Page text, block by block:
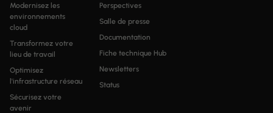
Modernisez les
environnements
cloud
Transformez votre
lieu de travail
Optimisez
l'infrastructure réseau
Sécurisez votre
avenir
Perspectives
Salle de presse
Documentation
Fiche technique Hub
Newsletters
Status